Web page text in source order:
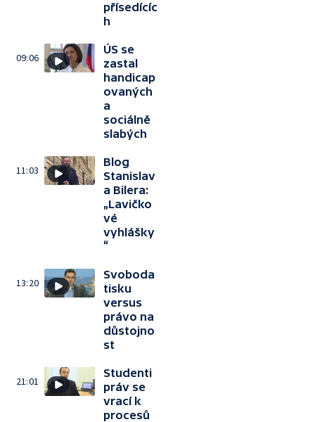
přísedícíc
h
09:06
ÚS se
zastal
handicap
ovaných
a
sociálně
slabých
11:03
Blog
Stanislav
a Bilera:
„Lavičko
vé
vyhlášky
“
13:20
Svoboda
tisku
versus
právo na
důstojno
st
21:01
Studenti
práv se
vrací k
procesů